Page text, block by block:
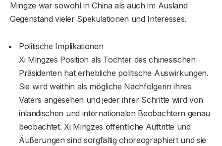
Mingze war sowohl in China als auch im Ausland
Gegenstand vieler Spekulationen und Interesses.
Politische Implikationen
Xi Mingzes Position als Tochter des chinesischen
Präsidenten hat erhebliche politische Auswirkungen.
Sie wird weithin als mögliche Nachfolgerin ihres
Vaters angesehen und jeder ihrer Schritte wird von
inländischen und internationalen Beobachtern genau
beobachtet. Xi Mingzes öffentliche Auftritte und
Äußerungen sind sorgfältig choreographiert und sie